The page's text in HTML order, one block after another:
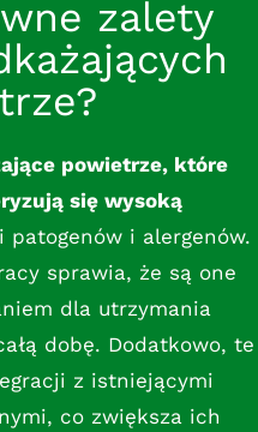
zalety
powietrze, które
się wysoką
i alergenów.
sprawia, że są one
dla utrzymania
dobę. Dodatkowo, te
z istniejącymi
co zwiększa ich